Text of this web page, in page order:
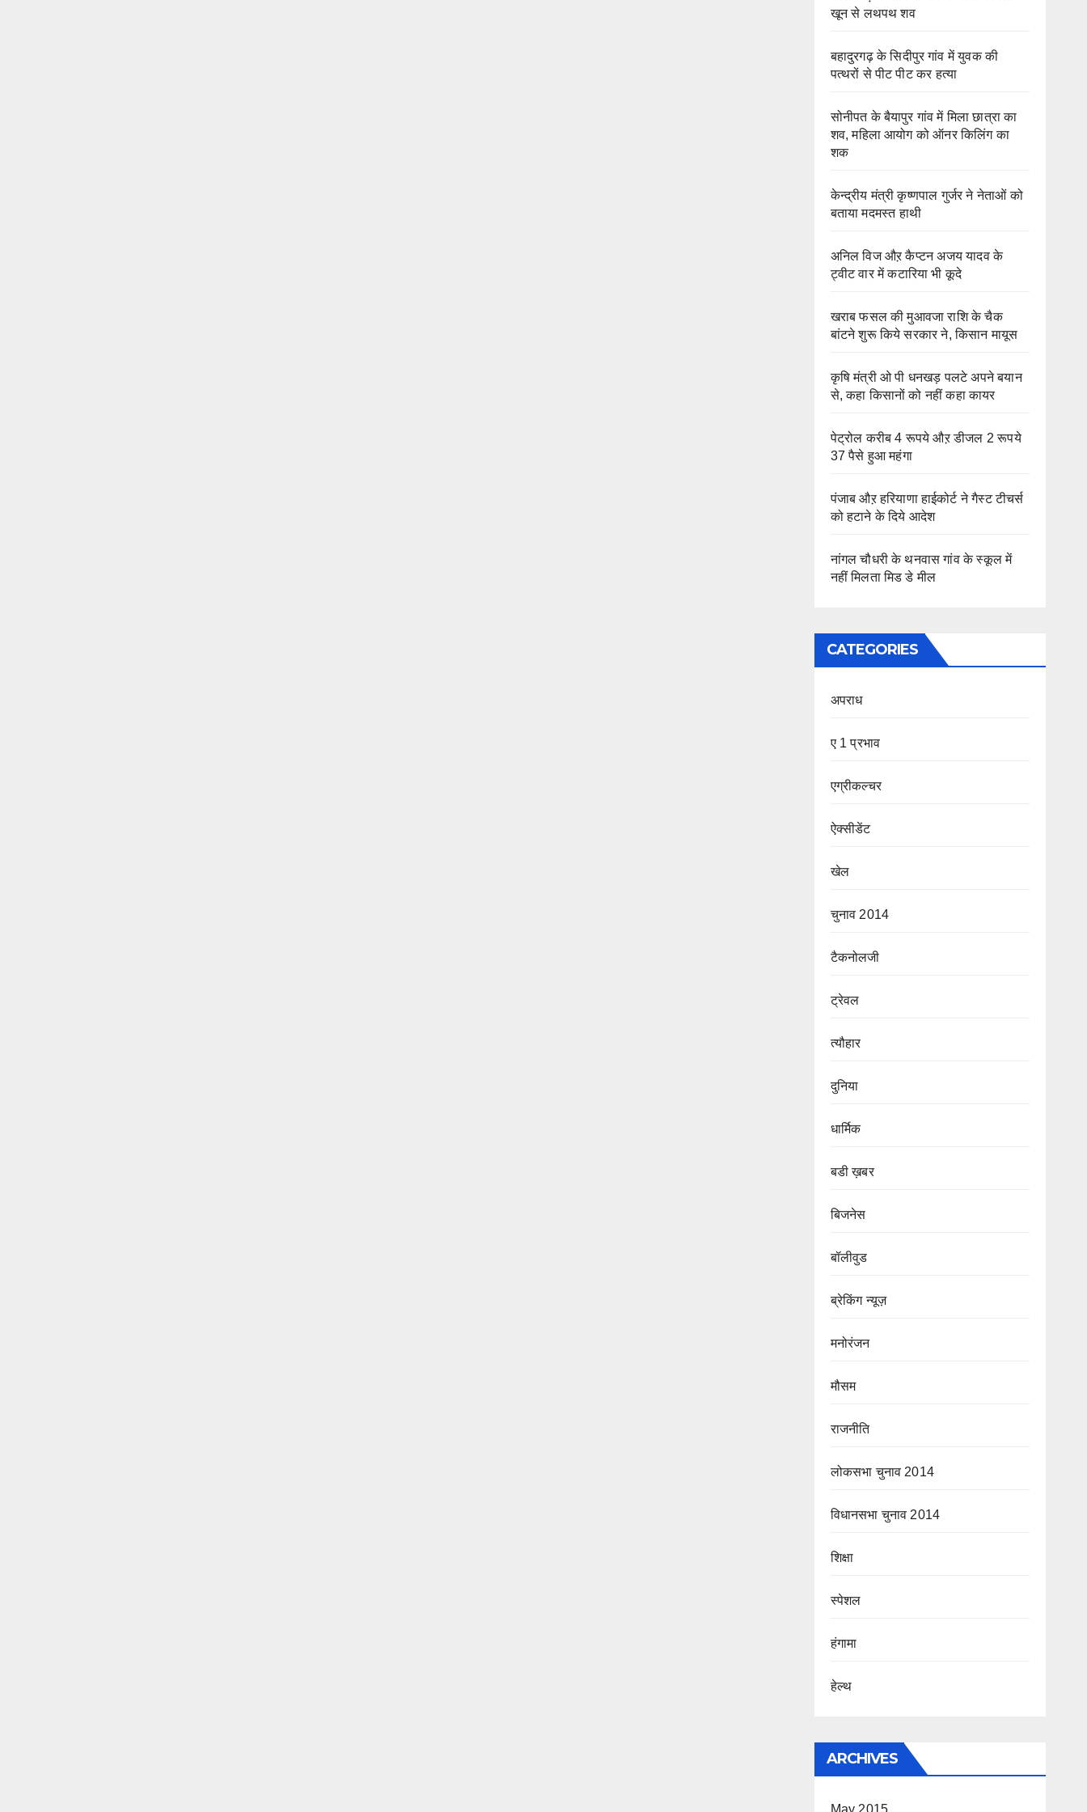
खून से लथपथ शव
बहादुरगढ़ के सिदीपुर गांव में युवक की
पत्थरों से पीट पीट कर हत्या
सोनीपत के बैयापुर गांव में मिला छात्रा का
शव, महिला आयोग को ऑनर किलिंग का
शक
केन्द्रीय मंत्री कृष्णपाल गुर्जर ने नेताओं को
बताया मदमस्त हाथी
अनिल विज औऱ कैप्टन अजय यादव के
ट्वीट वार में कटारिया भी कूदे
खराब फसल की मुआवजा राशि के चैक
बांटने शुरू किये सरकार ने, किसान मायूस
कृषि मंत्री ओ पी धनखड़ पलटे अपने बयान
से, कहा किसानों को नहीं कहा कायर
पेट्रोल करीब 4 रूपये औऱ डीजल 2 रूपये
37 पैसे हुआ महंगा
पंजाब औऱ हरियाणा हाईकोर्ट ने गैस्ट टीचर्स
को हटाने के दिये आदेश
नांगल चौधरी के थनवास गांव के स्कूल में
नहीं मिलता मिड डे मील
CATEGORIES
अपराध
ए 1 प्रभाव
एग्रीकल्चर
ऐक्सीडेंट
खेल
चुनाव 2014
टैकनोलजी
ट्रेवल
त्यौहार
दुनिया
धार्मिक
बडी ख़बर
बिजनेस
बॉलीवुड
ब्रेकिंग न्यूज़
मनोरंजन
मौसम
राजनीति
लोकसभा चुनाव 2014
विधानसभा चुनाव 2014
शिक्षा
स्पेशल
हंगामा
हेल्थ
ARCHIVES
May 2015